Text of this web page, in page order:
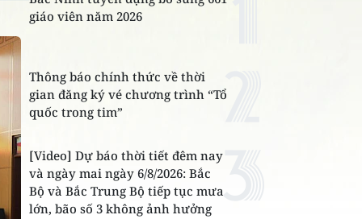
giáo viên năm 2026
Thông báo chính thức về thời
gian đăng ký vé chương trình “Tổ
quốc trong tim”
[Video] Dự báo thời tiết đêm nay
và ngày mai ngày 6/8/2026: Bắc
Bộ và Bắc Trung Bộ tiếp tục mưa
lớn, bão số 3 không ảnh hưởng